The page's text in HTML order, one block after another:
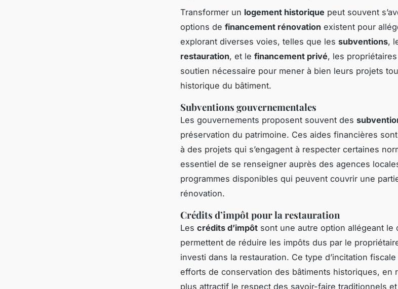
Transformer un logement historique peut souvent
options de financement rénovation existent pour
explorant diverses voies, telles que les subventions,
restauration, et le financement privé, les
soutien nécessaire pour mener à bien leurs projets
historique du bâtiment.
Subventions gouvernementales
Les gouvernements proposent souvent des
préservation du patrimoine. Ces aides financières
à des projets qui s’engagent à respecter certaines
essentiel de se renseigner auprès des agences
programmes disponibles qui peuvent couvrir une
rénovation.
Crédits d’impôt pour la restauration
Les crédits d’impôt sont une autre option allégeant le
permettent de réduire les impôts dus par le
investi dans la restauration. Ce type d’incitation
efforts de conservation des bâtiments historiques, en
plus attractif le respect des savoir-faire traditionnels et